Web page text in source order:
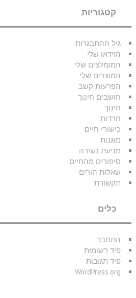
קטגוריות
גיל ההתבגרות
הוידאו שלי
המומלצים שלי
המוצרים שלי
הפרעות קשב
חושבים חינוך
חינוך
חרדות
כישורי חיים
מוגנות
מניעת נשירה
סיפורים מהחיים
שאלות הורים
תקשורת
כלים
התחבר
פיד רשומות
פיד תגובות
WordPress.org